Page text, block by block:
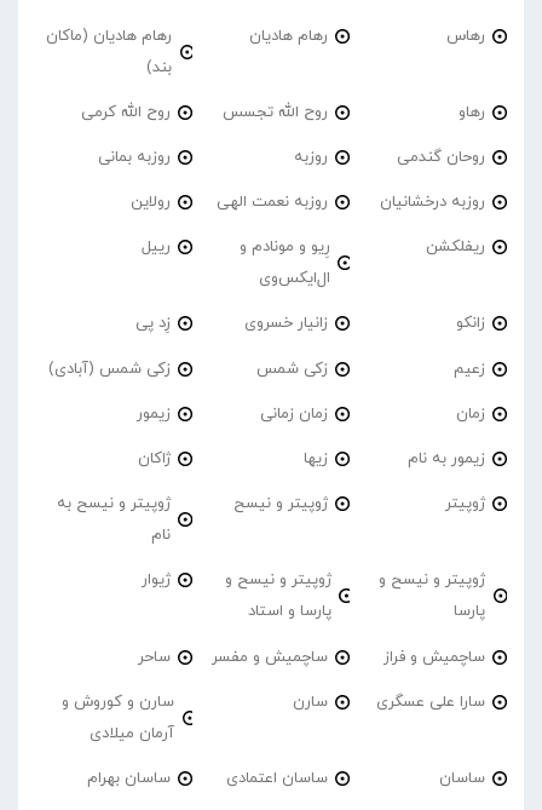
رهاس رهام هادیان
رهام هادیان (ماکان
بند)
رهاو روح الله تجسس روح الله کرمی
روحان گندمی روزبه روزبه بمانی
روزبه درخشانیان روزبه نعمت الهی رولاین
ریفلکشن
رِیو و مونادم و
ال‌ایکس‌وی
رییل
زانکو زانیار خسروی زِد پی
زعیم زکی شمس زکی شمس (آبادی)
زمان زمان زمانی زیمور
زیمور به نام زیها ژاکان
ژوپیتر ژوپیتر و نیسح
ژوپیتر و نیسح به
نام
ژوپیتر و نیسح و
پارسا
ژوپیتر و نیسح و
پارسا و استاد
ژیوار
ساچمیش و فراز ساچمیش و مفسر ساحر
سارا علی عسگری سارن
سارن و کوروش و
آرمان میلادی
ساسان ساسان اعتمادی ساسان بهرام